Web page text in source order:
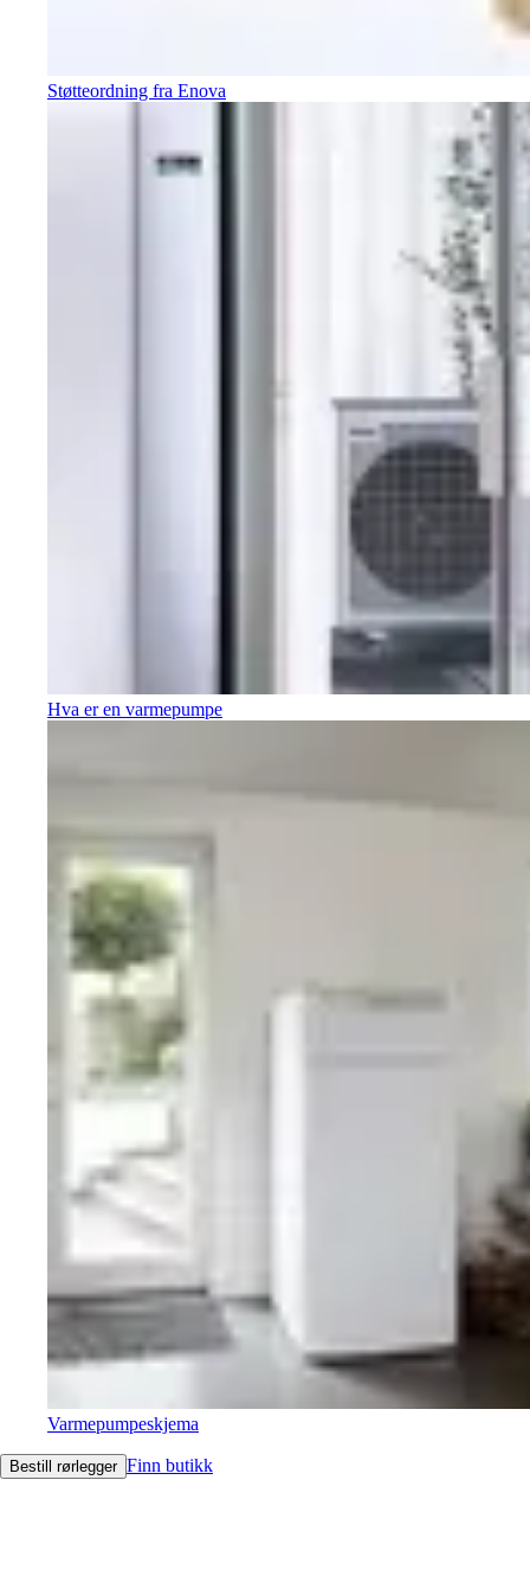
Støtteordning fra Enova
Hva er en varmepumpe
Varmepumpeskjema
Bestill rørlegger Finn butikk